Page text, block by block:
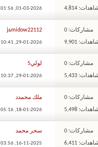
4,814
01-03-2026,
01:56 PM
مشاركات: 0
9,901
midow22112ةj
29-01-2026,
10:41 PM
مشاركات: 0
5,433
لولي5
29-01-2026,
10:37 PM
مشاركات: 0
5,498
ملك محمدد
18-01-2026,
05:16 PM
مشاركات: 0
6,411
سحر محمد
16-11-2025,
03:56 AM